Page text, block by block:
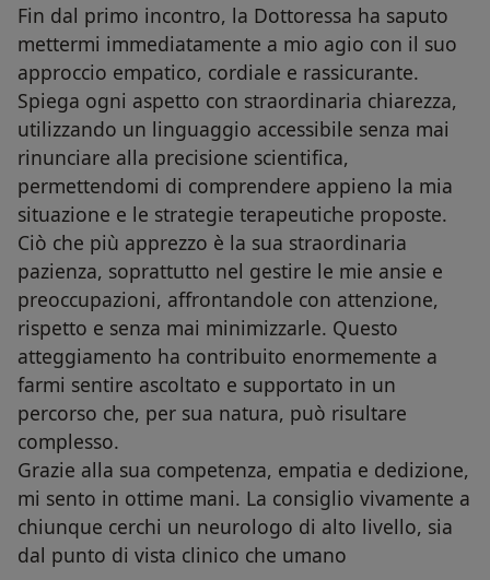
Fin dal primo incontro, la Dottoressa ha saputo
mettermi immediatamente a mio agio con il suo
approccio empatico, cordiale e rassicurante.
Spiega ogni aspetto con straordinaria chiarezza,
utilizzando un linguaggio accessibile senza mai
rinunciare alla precisione scientifica,
permettendomi di comprendere appieno la mia
situazione e le strategie terapeutiche proposte.
Ciò che più apprezzo è la sua straordinaria
pazienza, soprattutto nel gestire le mie ansie e
preoccupazioni, affrontandole con attenzione,
rispetto e senza mai minimizzarle. Questo
atteggiamento ha contribuito enormemente a
farmi sentire ascoltato e supportato in un
percorso che, per sua natura, può risultare
complesso.
Grazie alla sua competenza, empatia e dedizione,
mi sento in ottime mani. La consiglio vivamente a
chiunque cerchi un neurologo di alto livello, sia
dal punto di vista clinico che umano